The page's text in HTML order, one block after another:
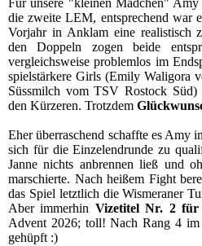
Für unsere "kleinen Mädchen"
die zweite LEM, entsprechend war
Vorjahr in Anklam eine realistisch
den Doppeln zogen beide
vergleichsweise problemlos im
spielstärkere Girls (Emily Waligora
Süssmilch vom TSV Rostock
den Kürzeren. Trotzdem
Eher überraschend schaffte es Amy
sich für die Einzelendrunde zu
Janne nichts anbrennen ließ und
marschierte. Nach heißem Fight
das Spiel letztlich die Wismeraner
Aber immerhin Vizetitel Nr. 2 für
Advent 2026; toll! Nach Rang 4 im
gehüpft :)